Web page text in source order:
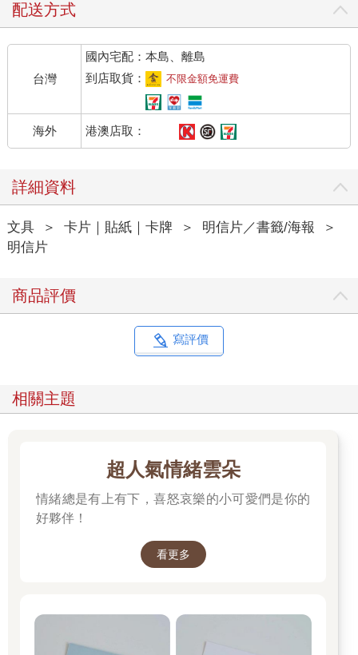
配送方式
台灣
國內宅配：本島、離島
到店取貨：
不限金額免運費
海外 港澳店取：
詳細資料
文具 ＞ 卡片｜貼紙｜卡牌 ＞ 明信片／書籤/海報
＞
明信片
商品評價
寫評價
相關主題
超人氣情緒雲朵
情緒總是有上有下，喜怒哀樂的小可愛們是你的
好夥伴！
看更多